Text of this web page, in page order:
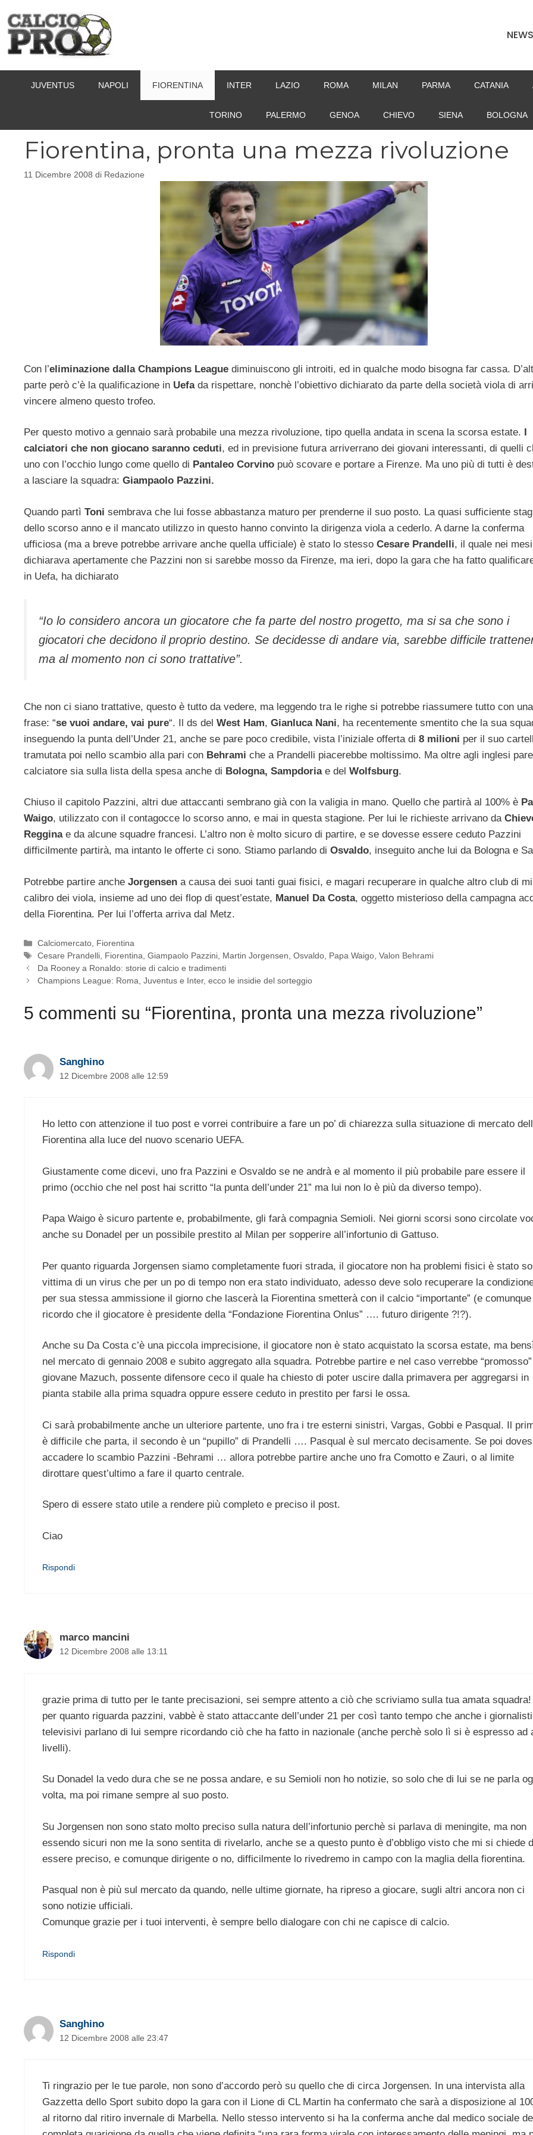
contenuto
NEWS
JUVENTUS NAPOLI FIORENTINA INTER LAZIO ROMA MILAN PARMA CATANIA
TORINO PALERMO GENOA CHIEVO SIENA BOLOGNA
Fiorentina, pronta una mezza rivoluzione
11 Dicembre 2008 di Redazione
Con l’eliminazione dalla Champions League diminuiscono gli introiti, ed in qualche modo bisogna far cassa.
parte però c’è la qualificazione in Uefa da rispettare, nonchè l’obiettivo dichiarato da parte della società viola di
vincere almeno questo trofeo.
Per questo motivo a gennaio sarà probabile una mezza rivoluzione, tipo quella andata in scena la scorsa estate.
calciatori che non giocano saranno ceduti, ed in previsione futura arriverrano dei giovani interessanti, di quelli
uno con l’occhio lungo come quello di Pantaleo Corvino può scovare e portare a Firenze. Ma uno più di tutti è
a lasciare la squadra: Giampaolo Pazzini.
Quando partì Toni sembrava che lui fosse abbastanza maturo per prenderne il suo posto. La quasi sufficiente
dello scorso anno e il mancato utilizzo in questo hanno convinto la dirigenza viola a cederlo. A darne la conferma
ufficiosa (ma a breve potrebbe arrivare anche quella ufficiale) è stato lo stesso Cesare Prandelli, il quale nei
dichiarava apertamente che Pazzini non si sarebbe mosso da Firenze, ma ieri, dopo la gara che ha fatto
in Uefa, ha dichiarato
“Io lo considero ancora un giocatore che fa parte del nostro progetto, ma si sa che sono i
giocatori che decidono il proprio destino. Se decidesse di andare via, sarebbe difficile
ma al momento non ci sono trattative”.
Che non ci siano trattative, questo è tutto da vedere, ma leggendo tra le righe si potrebbe riassumere tutto con
frase: “se vuoi andare, vai pure“. Il ds del West Ham, Gianluca Nani, ha recentemente smentito che la sua
inseguendo la punta dell’Under 21, anche se pare poco credibile, vista l’iniziale offerta di 8 milioni per il suo
tramutata poi nello scambio alla pari con Behrami che a Prandelli piacerebbe moltissimo. Ma oltre agli inglesi
calciatore sia sulla lista della spesa anche di Bologna, Sampdoriae del Wolfsburg.
Chiuso il capitolo Pazzini, altri due attaccanti sembrano già con la valigia in mano. Quello che partirà al 100% è
Waigo, utilizzato con il contagocce lo scorso anno, e mai in questa stagione. Per lui le richieste arrivano da
Regginae da alcune squadre francesi. L’altro non è molto sicuro di partire, e se dovesse essere ceduto Pazzini
difficilmente partirà, ma intanto le offerte ci sono. Stiamo parlando di Osvaldo, inseguito anche lui da Bologna e
Potrebbe partire anche Jorgensen a causa dei suoi tanti guai fisici, e magari recuperare in qualche altro club di
calibro dei viola, insieme ad uno dei flop di quest’estate, Manuel Da Costa, oggetto misterioso della campagna
della Fiorentina. Per lui l’offerta arriva dal Metz.
Categorie
Calciomercato, Fiorentina
Tag
Cesare Prandelli, Fiorentina,Giampaolo Pazzini, Martin Jorgensen,Osvaldo, Papa Waigo,Valon Behrami
Da Rooney a Ronaldo: storie di calcio e tradimenti
Champions League: Roma, Juventus e Inter, ecco le insidie del sorteggio
5 commenti su “Fiorentina, pronta una mezza rivoluzione”
Sanghino
12 Dicembre 2008 alle 12:59
Ho letto con attenzione il tuo post e vorrei contribuire a fare un po’ di chiarezza sulla situazione di mercato
Fiorentina alla luce del nuovo scenario UEFA.
Giustamente come dicevi, uno fra Pazzini e Osvaldo se ne andrà e al momento il più probabile pare essere il
primo (occhio che nel post hai scritto “la punta dell’under 21” ma lui non lo è più da diverso tempo).
Papa Waigo è sicuro partente e, probabilmente, gli farà compagnia Semioli. Nei giorni scorsi sono circolate
anche su Donadel per un possibile prestito al Milan per sopperire all’infortunio di Gattuso.
Per quanto riguarda Jorgensen siamo completamente fuori strada, il giocatore non ha problemi fisici è stato
vittima di un virus che per un po di tempo non era stato individuato, adesso deve solo recuperare la
per sua stessa ammissione il giorno che lascerà la Fiorentina smetterà con il calcio “importante” (e
ricordo che il giocatore è presidente della “Fondazione Fiorentina Onlus” …. futuro dirigente ?!?).
Anche su Da Costa c’è una piccola imprecisione, il giocatore non è stato acquistato la scorsa estate, ma
nel mercato di gennaio 2008 e subito aggregato alla squadra. Potrebbe partire e nel caso verrebbe “promosso”
giovane Mazuch, possente difensore ceco il quale ha chiesto di poter uscire dalla primavera per aggregarsi in
pianta stabile alla prima squadra oppure essere ceduto in prestito per farsi le ossa.
Ci sarà probabilmente anche un ulteriore partente, uno fra i tre esterni sinistri, Vargas, Gobbi e Pasqual. Il
è difficile che parta, il secondo è un “pupillo” di Prandelli …. Pasqual è sul mercato decisamente. Se poi
accadere lo scambio Pazzini -Behrami … allora potrebbe partire anche uno fra Comotto e Zauri, o al limite
dirottare quest’ultimo a fare il quarto centrale.
Spero di essere stato utile a rendere più completo e preciso il post.
Ciao
Rispondi
marco mancini
12 Dicembre 2008 alle 13:11
grazie prima di tutto per le tante precisazioni, sei sempre attento a ciò che scriviamo sulla tua amata squadra!
per quanto riguarda pazzini, vabbè è stato attaccante dell’under 21 per così tanto tempo che anche i giornalisti
televisivi parlano di lui sempre ricordando ciò che ha fatto in nazionale (anche perchè solo lì si è espresso ad
livelli).
Su Donadel la vedo dura che se ne possa andare, e su Semioli non ho notizie, so solo che di lui se ne parla
volta, ma poi rimane sempre al suo posto.
Su Jorgensen non sono stato molto preciso sulla natura dell’infortunio perchè si parlava di meningite, ma non
essendo sicuri non me la sono sentita di rivelarlo, anche se a questo punto è d’obbligo visto che mi si chiede
essere preciso, e comunque dirigente o no, difficilmente lo rivedremo in campo con la maglia della fiorentina.
Pasqual non è più sul mercato da quando, nelle ultime giornate, ha ripreso a giocare, sugli altri ancora non ci
sono notizie ufficiali.
Comunque grazie per i tuoi interventi, è sempre bello dialogare con chi ne capisce di calcio.
Rispondi
Sanghino
12 Dicembre 2008 alle 23:47
Ti ringrazio per le tue parole, non sono d’accordo però su quello che di circa Jorgensen. In una intervista alla
Gazzetta dello Sport subito dopo la gara con il Lione di CL Martin ha confermato che sarà a disposizione al
al ritorno dal ritiro invernale di Marbella. Nello stesso intervento si ha la conferma anche dal medico sociale